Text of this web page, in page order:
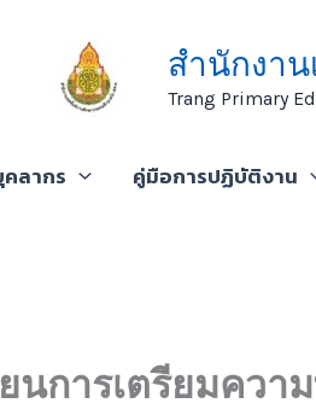
สำนักงา
Trang Primary
ลากร คู่มือการปฏิบัติงาน
นการเตรียมควา